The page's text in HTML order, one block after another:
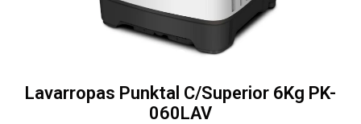
Lavarropas Punktal C/Superior 6Kg PK-
060LAV
Herramientas